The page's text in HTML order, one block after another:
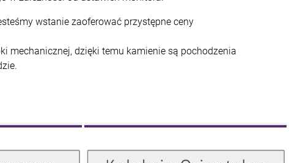
wstanie zaoferować przystępne ceny
mechanicznej, dzięki temu kamienie są pochodzenia
Kolekcja Concave
ZOBACZ
Kolekcja Orientalna
ZOBACZ